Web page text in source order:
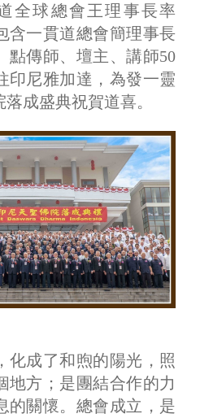
全球總會王理事長率
含一貫道總會簡理事長
點傳師、壇主、講師50
印尼雅加達，為發一靈
成盛典祝賀道喜。
化成了和煦的陽光，照
地方；是團結合作的力
的關懷。總會成立，是